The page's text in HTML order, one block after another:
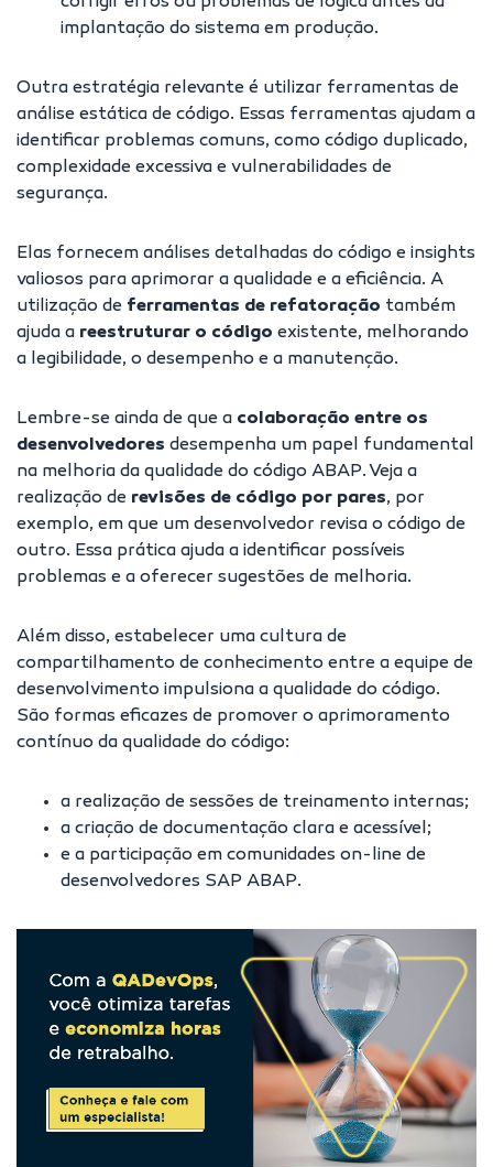
implantação do sistema em produção.
Outra estratégia relevante é utilizar ferramentas de
análise estática de código. Essas ferramentas ajudam a
identificar problemas comuns, como código duplicado,
complexidade excessiva e vulnerabilidades de
segurança.
Elas fornecem análises detalhadas do código e insights
valiosos para aprimorar a qualidade e a eficiência. A
utilização de ferramentas de refatoração também
ajuda a reestruturar o código existente, melhorando
a legibilidade, o desempenho e a manutenção.
Lembre-se ainda de que a colaboração entre os
desenvolvedores desempenha um papel fundamental
na melhoria da qualidade do código ABAP. Veja a
realização de revisões de código por pares, por
exemplo, em que um desenvolvedor revisa o código de
outro. Essa prática ajuda a identificar possíveis
problemas e a oferecer sugestões de melhoria.
Além disso, estabelecer uma cultura de
compartilhamento de conhecimento entre a equipe de
desenvolvimento impulsiona a qualidade do código.
São formas eficazes de promover o aprimoramento
contínuo da qualidade do código:
a realização de sessões de treinamento internas;
a criação de documentação clara e acessível;
e a participação em comunidades on-line de
desenvolvedores SAP ABAP.